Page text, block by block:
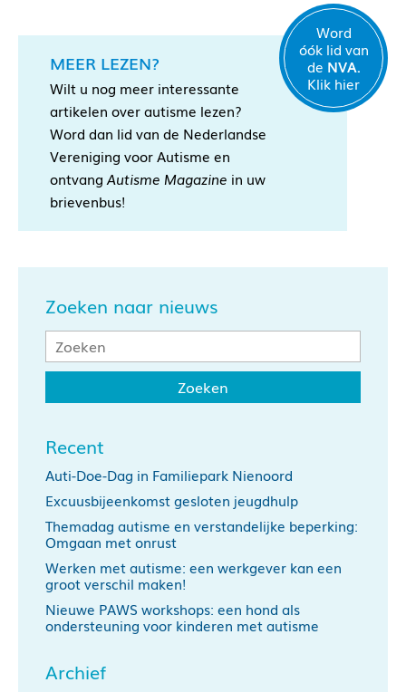
MEER LEZEN?
Wilt u nog meer interessante
artikelen over autisme lezen?
Word dan lid van de Nederlandse
Vereniging voor Autisme en
ontvang Autisme Magazine in uw
brievenbus!
Word
óók lid van
de NVA.
Klik hier
Zoeken naar nieuws
Recent
Auti-Doe-Dag in Familiepark Nienoord
Excuusbijeenkomst gesloten jeugdhulp
Themadag autisme en verstandelijke beperking:
Omgaan met onrust
Werken met autisme: een werkgever kan een
groot verschil maken!
Nieuwe PAWS workshops: een hond als
ondersteuning voor kinderen met autisme
Archief